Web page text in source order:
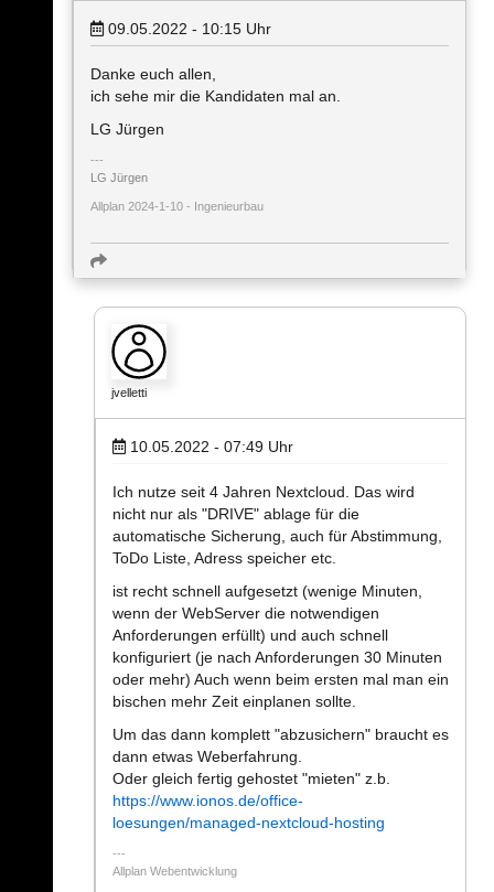
09.05.2022 - 10:15 Uhr
Danke euch allen,
ich sehe mir die Kandidaten mal an.
LG Jürgen
LG Jürgen
Allplan 2024-1-10 - Ingenieurbau
jvelletti
10.05.2022 - 07:49 Uhr
Ich nutze seit 4 Jahren Nextcloud. Das wird
nicht nur als "DRIVE" ablage für die
automatische Sicherung, auch für Abstimmung,
ToDo Liste, Adress speicher etc.
ist recht schnell aufgesetzt (wenige Minuten,
wenn der WebServer die notwendigen
Anforderungen erfüllt) und auch schnell
konfiguriert (je nach Anforderungen 30 Minuten
oder mehr) Auch wenn beim ersten mal man ein
bischen mehr Zeit einplanen sollte.
Um das dann komplett "abzusichern" braucht es
dann etwas Weberfahrung.
Oder gleich fertig gehostet "mieten" z.b.
https://www.ionos.de/office-
loesungen/managed-nextcloud-hosting
Allplan Webentwicklung